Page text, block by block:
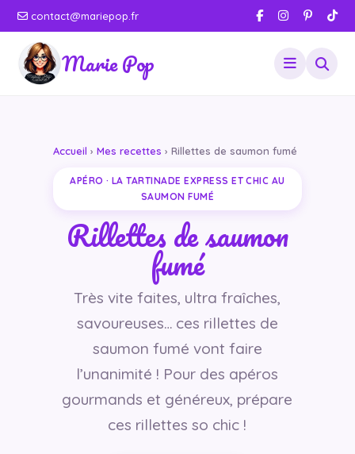
contact@mariepop.fr
Marie Pop
Accueil › Mes recettes › Rillettes de saumon fumé
APÉRO · LA TARTINADE EXPRESS ET CHIC AU
SAUMON FUMÉ
Rillettes de saumon
fumé
Très vite faites, ultra fraîches,
savoureuses… ces rillettes de
saumon fumé vont faire
l’unanimité ! Pour des apéros
gourmands et généreux, prépare
ces rillettes so chic !